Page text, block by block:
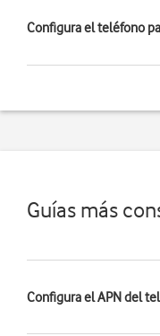
Configura el teléfono
Guías más
Configura el APN del